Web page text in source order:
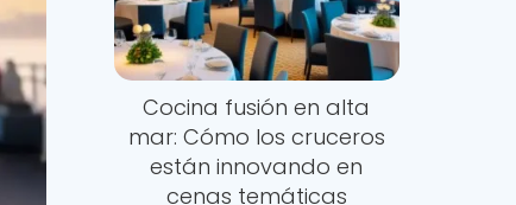
Cocina fusión en alta
mar: Cómo los cruceros
están innovando en
cenas temáticas